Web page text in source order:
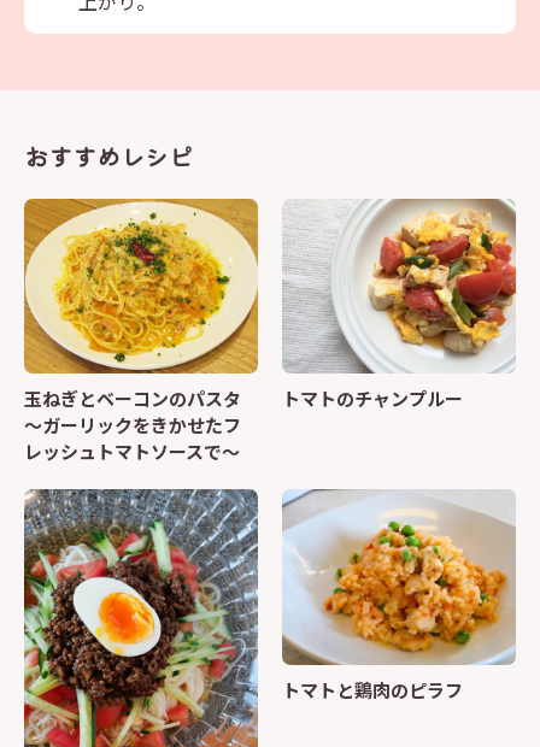
おすすめレシピ
玉ねぎとベーコンのパスタ
～ガーリックをきかせたフ
レッシュトマトソースで～
トマトのチャンプルー
トマトと鶏肉のピラフ